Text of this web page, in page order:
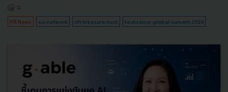
0
PR News six-network nft-treasure-hunt techsauce-global-summit-2026